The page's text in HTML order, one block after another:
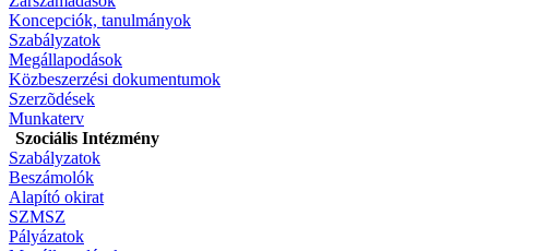
Koncepciók, tanulmányok
Szabályzatok
Megállapodások
Közbeszerzési dokumentumok
Szerzõdések
Munkaterv
Szociális Intézmény
Szabályzatok
Beszámolók
Alapító okirat
SZMSZ
Pályázatok